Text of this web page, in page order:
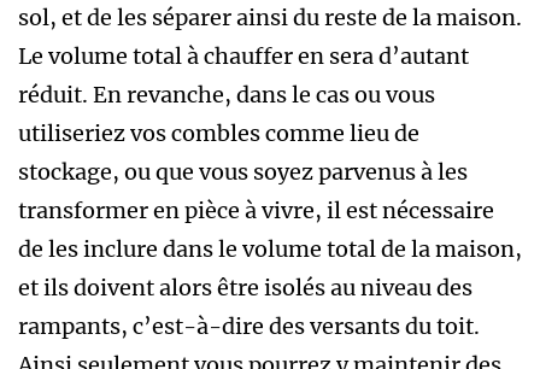
sol, et de les séparer ainsi du reste de la maison.
Le volume total à chauffer en sera d’autant
réduit. En revanche, dans le cas ou vous
utiliseriez vos combles comme lieu de
stockage, ou que vous soyez parvenus à les
transformer en pièce à vivre, il est nécessaire
de les inclure dans le volume total de la maison,
et ils doivent alors être isolés au niveau des
rampants, c’est-à-dire des versants du toit.